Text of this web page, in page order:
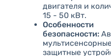
двигателя и
15 - 50 кВт.
Особенности
безопасности:
защитные